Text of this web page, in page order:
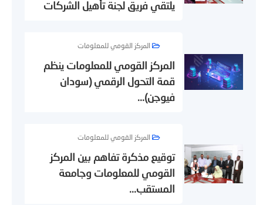
يلتقي فريق لجنة تأهيل الشركات
المركز القومي للمعلومات
المركز القومي للمعلومات ينظم
قمة التحول الرقمي (سودان
فيوجن)...
المركز القومي للمعلومات
توقيع مذكرة تفاهم بين المركز
القومي للمعلومات وجامعة
المستقب...